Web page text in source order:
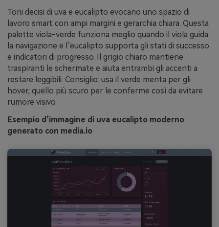
Toni decisi di uva e eucalipto evocano uno spazio di
lavoro smart con ampi margini e gerarchia chiara. Questa
palette viola-verde funziona meglio quando il viola guida
la navigazione e l’eucalipto supporta gli stati di successo
e indicatori di progresso. Il grigio chiaro mantiene
traspiranti le schermate e aiuta entrambi gli accenti a
restare leggibili. Consiglio: usa il verde menta per gli
hover, quello più scuro per le conferme così da evitare
rumore visivo.
Esempio d’immagine di uva eucalipto moderno
generato con media.io